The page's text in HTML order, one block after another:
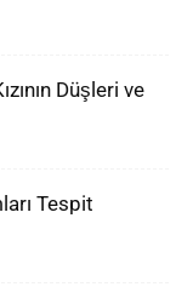
Düşleri ve
Tespit